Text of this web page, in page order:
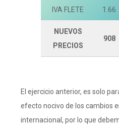
IVA FLETE 1.66
NUEVOS
PRECIOS
908
El ejercicio anterior, es solo
efecto nocivo de los cambios
internacional, por lo que